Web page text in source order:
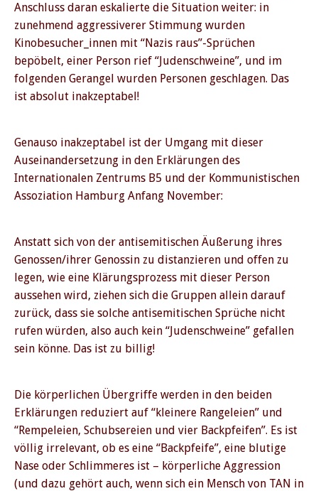
Anschluss daran eskalierte die Situation weiter: in
zunehmend aggressiverer Stimmung wurden
Kinobesucher_innen mit “Nazis raus”-Sprüchen
bepöbelt, einer Person rief “Judenschweine”, und im
folgenden Gerangel wurden Personen geschlagen. Das
ist absolut inakzeptabel!
Genauso inakzeptabel ist der Umgang mit dieser
Auseinandersetzung in den Erklärungen des
Internationalen Zentrums B5 und der Kommunistischen
Assoziation Hamburg Anfang November:
Anstatt sich von der antisemitischen Äußerung ihres
Genossen/ihrer Genossin zu distanzieren und offen zu
legen, wie eine Klärungsprozess mit dieser Person
aussehen wird, ziehen sich die Gruppen allein darauf
zurück, dass sie solche antisemitischen Sprüche nicht
rufen würden, also auch kein “Judenschweine” gefallen
sein könne. Das ist zu billig!
Die körperlichen Übergriffe werden in den beiden
Erklärungen reduziert auf “kleinere Rangeleien” und
“Rempeleien, Schubsereien und vier Backpfeifen”. Es ist
völlig irrelevant, ob es eine “Backpfeife”, eine blutige
Nase oder Schlimmeres ist – körperliche Aggression
(und dazu gehört auch, wenn sich ein Mensch von TAN in